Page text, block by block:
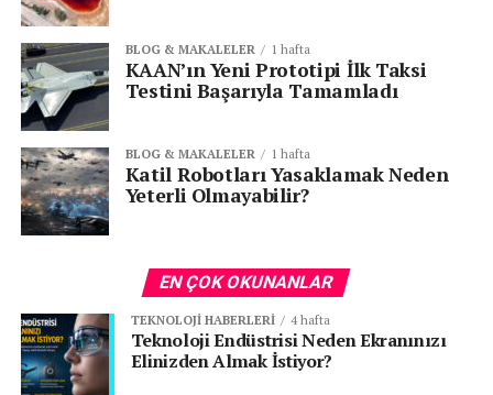
BLOG & MAKALELER 1 hafta
KAAN’ın Yeni Prototipi İlk Taksi
Testini Başarıyla Tamamladı
BLOG & MAKALELER 1 hafta
Katil Robotları Yasaklamak Neden
Yeterli Olmayabilir?
EN ÇOK OKUNANLAR
TEKNOLOJI HABERLERI 4 hafta
Teknoloji Endüstrisi Neden Ekranınızı
Elinizden Almak İstiyor?